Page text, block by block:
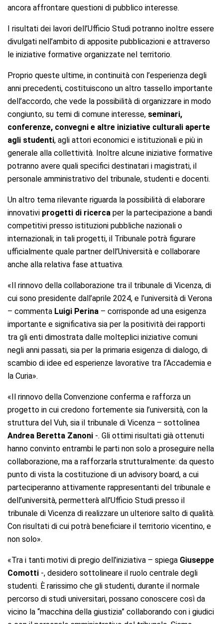
ancora affrontare questioni di pubblico interesse.
I risultati dei lavori dell’Ufficio Studi potranno inoltre essere
divulgati nell’ambito di apposite pubblicazioni e attraverso
le iniziative formative organizzate nel territorio.
Proprio queste ultime, in continuità con l’esperienza degli
anni precedenti, costituiscono un altro tassello importante
dell’accordo, che vede la possibilità di organizzare in modo
congiunto, su temi di comune interesse, seminari,
conferenze, convegni e altre iniziative culturali aperte
agli studenti, agli attori economici e istituzionali e più in
generale alla collettività. Inoltre alcune iniziative formative
potranno avere quali specifici destinatari i magistrati, il
personale amministrativo del tribunale, studenti e docenti.
Un altro tema rilevante riguarda la possibilità di elaborare
innovativi progetti di ricerca per la partecipazione a bandi
competitivi presso istituzioni pubbliche nazionali o
internazionali; in tali progetti, il Tribunale potrà figurare
ufficialmente quale partner dell’Università e collaborare
anche alla relativa fase attuativa.
«Il rinnovo della collaborazione tra il tribunale di Vicenza, di
cui sono presidente dall’aprile 2024, e l’università di Verona
– commenta Luigi Perina – corrisponde ad una esigenza
importante e significativa sia per la positività dei rapporti
tra gli enti dimostrata dalle molteplici iniziative comuni
negli anni passati, sia per la primaria esigenza di dialogo, di
scambio di idee ed esperienze lavorative tra l’Accademia e
la Curia».
«Il rinnovo della Convenzione conferma e rafforza un
progetto in cui credono fortemente sia l’università, con la
struttura del Vuh, sia il tribunale di Vicenza – sottolinea
Andrea Beretta Zanoni -. Gli ottimi risultati già ottenuti
hanno convinto entrambi le parti non solo a proseguire nella
collaborazione, ma a rafforzarla strutturalmente: da questo
punto di vista la costituzione di un advisory board, a cui
parteciperanno attivamente rappresentanti del tribunale e
dell’università, permetterà all’Ufficio Studi presso il
tribunale di Vicenza di realizzare un ulteriore salto di qualità.
Con risultati di cui potrà beneficiare il territorio vicentino, e
non solo».
«Tra i tanti motivi di pregio dell’iniziativa – spiega Giuseppe
Comotti -, desidero sottolineare il ruolo centrale degli
studenti. È rarissimo che gli studenti, durante il normale
percorso di studi universitari, possano conoscere così da
vicino la “macchina della giustizia” collaborando con i giudici